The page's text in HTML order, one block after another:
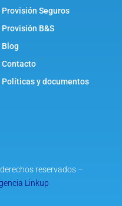
Provisión Seguros
Provisión B&S
Blog
Contacto
Políticas y documentos
reservados –
Linkup